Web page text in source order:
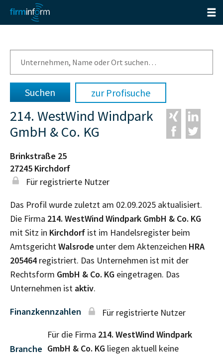
zur Profisuche
214. WestWind Windpark
GmbH & Co. KG
Brinkstraße 25
27245 Kirchdorf
Für registrierte Nutzer
Das Profil wurde zuletzt am 02.09.2025 aktualisiert.
Die Firma 214. WestWind Windpark GmbH & Co. KG
mit Sitz in Kirchdorf ist im Handelsregister beim
AmtsgerichtWalsrode unter dem Aktenzeichen HRA
205464 registriert. Das Unternehmen ist mit der
Rechtsform GmbH & Co. KG eingetragen. Das
Unternehmen ist aktiv.
Finanzkennzahlen Für registrierte Nutzer
Branche
Für die Firma 214. WestWind Windpark
GmbH & Co. KG liegen aktuell keine